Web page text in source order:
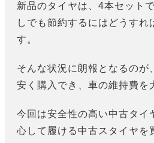
新品のタイヤは、4本セット
しでも節約するにはどうすれ
す。
そんな状況に朗報となるのが
安く購入でき、車の維持費を
今回は安全性の高い中古タイ
心して履ける中古スタイヤを